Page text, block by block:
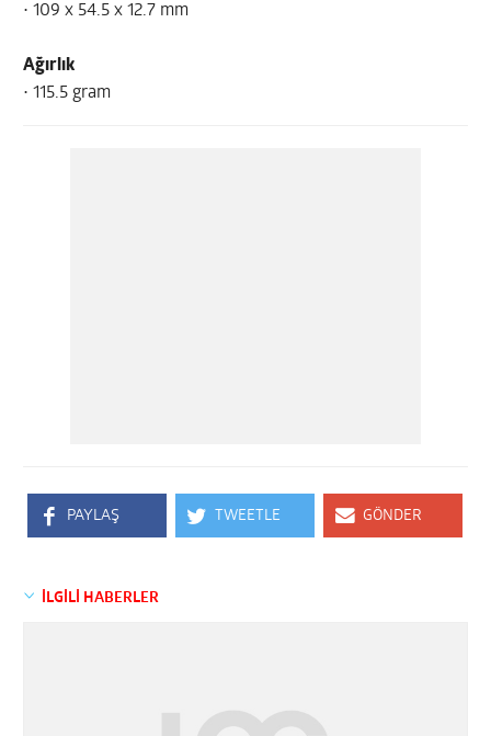
• 109 x 54.5 x 12.7 mm
Ağırlık
• 115.5 gram
PAYLAŞ TWEETLE GÖNDER
İLGİLİ HABERLER